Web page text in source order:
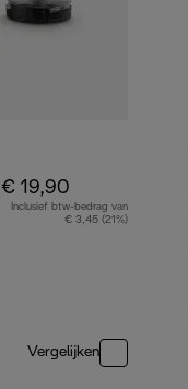
€ 19,90
Inclusief btw-bedrag van
€ 3,45 (21%)
Vergelijken